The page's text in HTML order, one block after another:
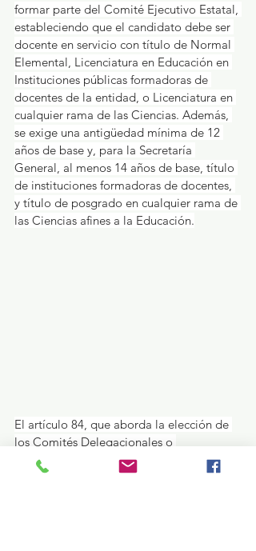
formar parte del Comité Ejecutivo Estatal,
estableciendo que el candidato debe ser
docente en servicio con título de Normal
Elemental, Licenciatura en Educación en
Instituciones públicas formadoras de
docentes de la entidad, o Licenciatura en
cualquier rama de las Ciencias. Además,
se exige una antigüedad mínima de 12
años de base y, para la Secretaría
General, al menos 14 años de base, título
de instituciones formadoras de docentes,
y título de posgrado en cualquier rama de
las Ciencias afines a la Educación.
El artículo 84, que aborda la elección de
los Comités Delegacionales o
Representaciones Sindicales, no limita la
formación profesional del candidato a